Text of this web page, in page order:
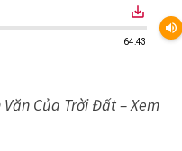
save_alt
64:43
volume_up
Của Trời Đất – Xem